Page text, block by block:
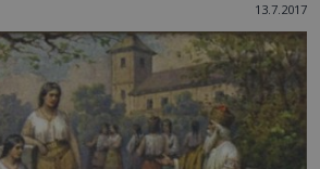
13.7.2017